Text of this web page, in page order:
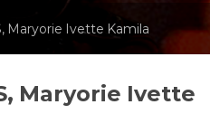
Maryorie Ivette Kamila
Maryorie Ivette